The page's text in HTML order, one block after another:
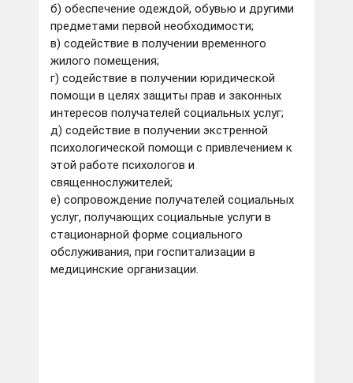
б) обеспечение одеждой, обувью и другими
предметами первой необходимости;
в) содействие в получении временного
жилого помещения;
г) содействие в получении юридической
помощи в целях защиты прав и законных
интересов получателей социальных услуг;
д) содействие в получении экстренной
психологической помощи с привлечением к
этой работе психологов и
священнослужителей;
е) сопровождение получателей социальных
услуг, получающих социальные услуги в
стационарной форме социального
обслуживания, при госпитализации в
медицинские организации.